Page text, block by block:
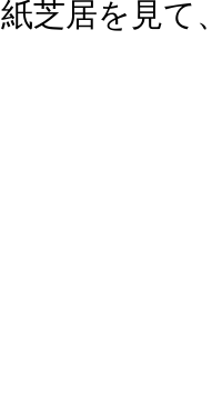
紙芝居を見て